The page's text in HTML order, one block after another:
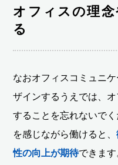
オフィスの理
る
なおオフィスコミュニ
ザインするうえでは、
することを忘れないで
を感じながら働けると、
性の向上が期待できます